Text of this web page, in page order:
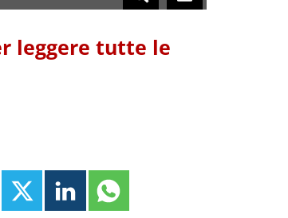
leggere tutte le